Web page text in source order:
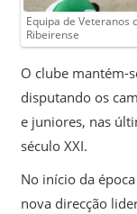
Equipa de Veteranos
Ribeirense
O clube mantém-
disputando os
e juniores, nas
século XXI.
No início da
nova direcção